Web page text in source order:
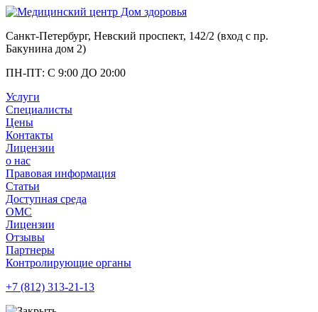
Санкт-Петербург, Невский проспект, 142/2 (вход с пр.
Бакунина дом 2)
ПН-ПТ: С 9:00 ДО 20:00
Услуги
Специалисты
Цены
Контакты
Лицензии
о нас
Правовая информация
Статьи
Доступная среда
ОМС
Лицензии
Отзывы
Партнеры
Контролирующие органы
+7 (812) 313-21-13